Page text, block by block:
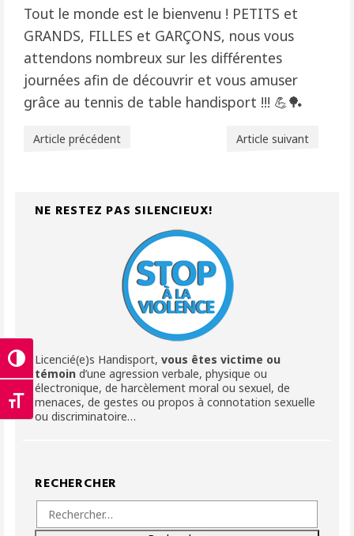
Passer en contraste élevé
Changer la taille de la police
Tout le monde est le bienvenu ! PETITS et
GRANDS, FILLES et GARÇONS, nous vous
attendons nombreux sur les différentes
journées afin de découvrir et vous amuser
grâce au tennis de table handisport !!! 💪🏓
Article précédent Article suivant
NE RESTEZ PAS SILENCIEUX!
Licencié(e)s Handisport,vous êtes victime ou
témoin d’une agression verbale, physique ou
électronique, de harcèlement moral ou sexuel, de
menaces, de gestes ou propos à connotation sexuelle
ou discriminatoire…
RECHERCHER
Rechercher :